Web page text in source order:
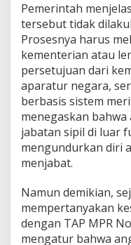
Pemerintah
tersebut tidak
Prosesnya harus
kementerian atau
persetujuan dari
aparatur negara,
berbasis sistem
menegaskan
jabatan sipil di luar
mengundurkan diri
menjabat.
Namun demikian,
mempertanyakan
dengan TAP MPR
mengatur bahwa